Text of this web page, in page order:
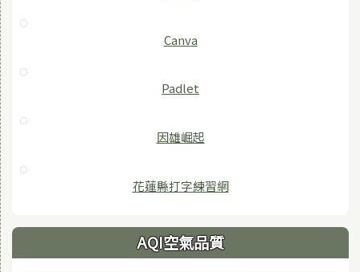
Canva
Padlet
因雄崛起
花蓮縣打字練習網
AQI空氣品質